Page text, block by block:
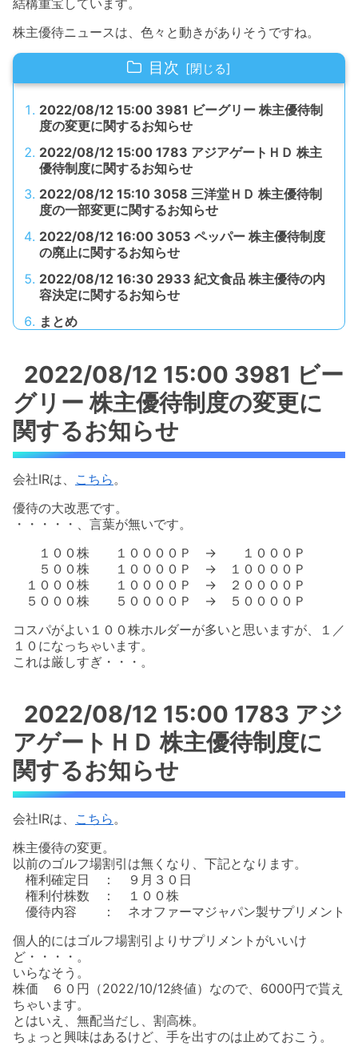
結構重宝しています。
株主優待ニュースは、色々と動きがありそうですね。
目次
2022/08/12 15:00 3981 ビーグリー 株主優待制
度の変更に関するお知らせ
2022/08/12 15:00 1783 アジアゲートＨＤ 株主
優待制度に関するお知らせ
2022/08/12 15:10 3058 三洋堂ＨＤ 株主優待制
度の一部変更に関するお知らせ
2022/08/12 16:00 3053 ペッパー 株主優待制度
の廃止に関するお知らせ
2022/08/12 16:30 2933 紀文食品 株主優待の内
容決定に関するお知らせ
まとめ
2022/08/12 15:00 3981 ビー
グリー 株主優待制度の変更に
関するお知らせ
会社IRは、 こちら 。
優待の大改悪です。
・・・・・、言葉が無いです。
１００株 １００００Ｐ → １０００Ｐ
５００株 １００００Ｐ → １００００Ｐ
１０００株 １００００Ｐ → ２００００Ｐ
５０００株 ５００００Ｐ → ５００００Ｐ
コスパがよい１００株ホルダーが多いと思いますが、１／
１０になっちゃいます。
これは厳しすぎ・・・。
2022/08/12 15:00 1783 アジ
アゲートＨＤ 株主優待制度に
関するお知らせ
会社IRは、 こちら 。
株主優待の変更。
以前のゴルフ場割引は無くなり、下記となります。
権利確定日 ： ９月３０日
権利付株数 ： １００株
優待内容 ： ネオファーマジャパン製サプリメント
個人的にはゴルフ場割引よりサプリメントがいいけ
ど・・・・。
いらなそう。
株価 ６０円（2022/10/12終値）なので、6000円で貰え
ちゃいます。
とはいえ、無配当だし、割高株。
ちょっと興味はあるけど、手を出すのは止めておこう。